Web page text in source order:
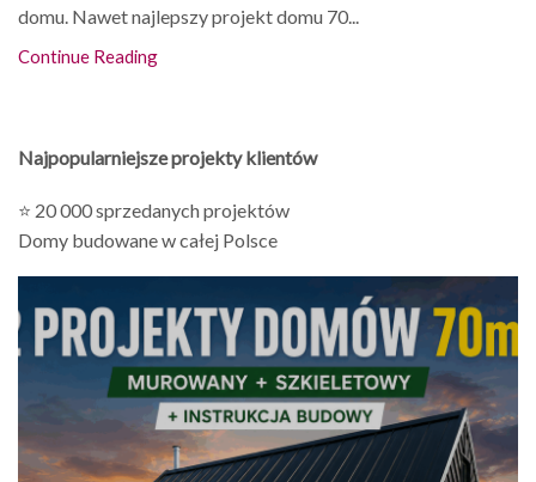
domu. Nawet najlepszy projekt domu 70...
Continue Reading
Najpopularniejsze projekty klientów
⭐ 20 000 sprzedanych projektów
Domy budowane w całej Polsce